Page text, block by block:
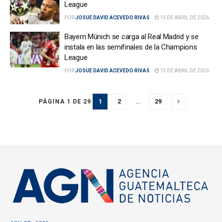
League
PORJOSUE DAVID ACEVEDO RIVAS 15 DE ABRIL DE 2026
Bayern Múnich se carga al Real Madrid y se
instala en las semifinales de la Champions
League
PORJOSUE DAVID ACEVEDO RIVAS 15 DE ABRIL DE 2026
PÁGINA 1 DE 29 1 2 … 29